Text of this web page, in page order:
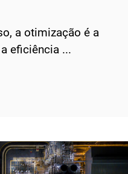
a otimização é a
eficiência ...